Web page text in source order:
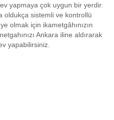
yapmaya çok uygun bir yerdir.
oldukça sistemli ve kontrollü
olmak için ikametgâhınızın
Ankara iline aldırarak
yapabilirsiniz.